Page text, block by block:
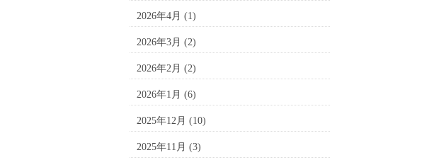
2026年4月 (1)
2026年3月 (2)
2026年2月 (2)
2026年1月 (6)
2025年12月 (10)
2025年11月 (3)